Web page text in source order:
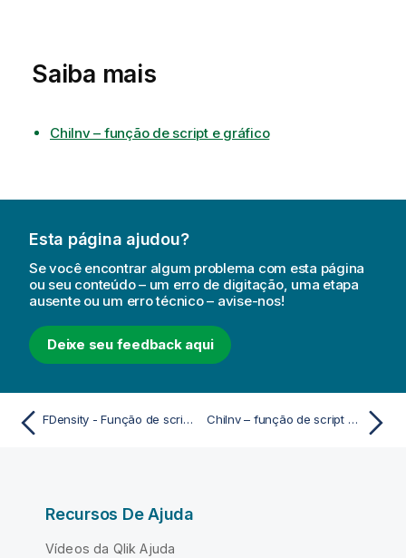
Saiba mais
ChiInv – função de script e gráfico
Esta página ajudou?
Se você encontrar algum problema com esta página
ou seu conteúdo – um erro de digitação, uma etapa
ausente ou um erro técnico – avise-nos!
Deixe seu feedback aqui
FDensity - Função de script e de gráfico ChiInv – função de script e gráfico
Recursos De Ajuda
Vídeos da Qlik Ajuda